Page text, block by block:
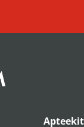
Apteekit